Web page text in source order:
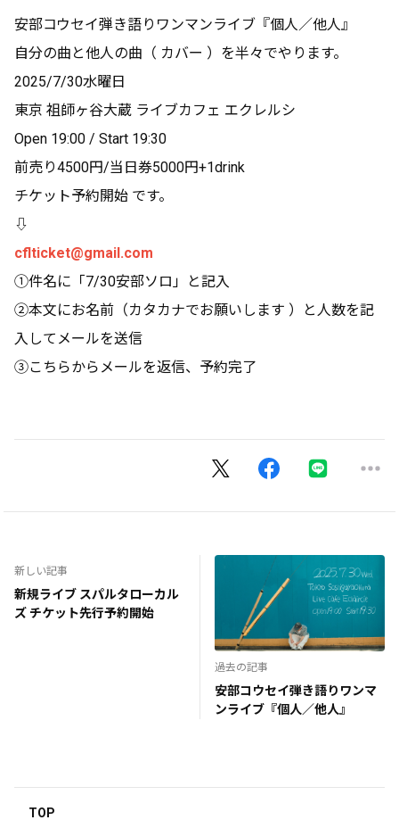
安部コウセイ弾き語りワンマンライブ『個人／他人』
自分の曲と他人の曲（ カバー ）を半々でやります。
2025/7/30水曜日
東京 祖師ヶ谷大蔵 ライブカフェ エクレルシ
Open 19:00 / Start 19:30
前売り4500円/当日券5000円+1drink
チケット予約開始 です。
⇩
cflticket@gmail.com
①件名に「7/30安部ソロ」と記入
②本文にお名前（カタカナでお願いします ）と人数を記
入してメールを送信
③こちらからメールを返信、予約完了
新しい記事
新規ライブ スパルタローカル
ズ チケット先行予約開始
過去の記事
安部コウセイ弾き語りワンマ
ンライブ『個人／他人』
TOP